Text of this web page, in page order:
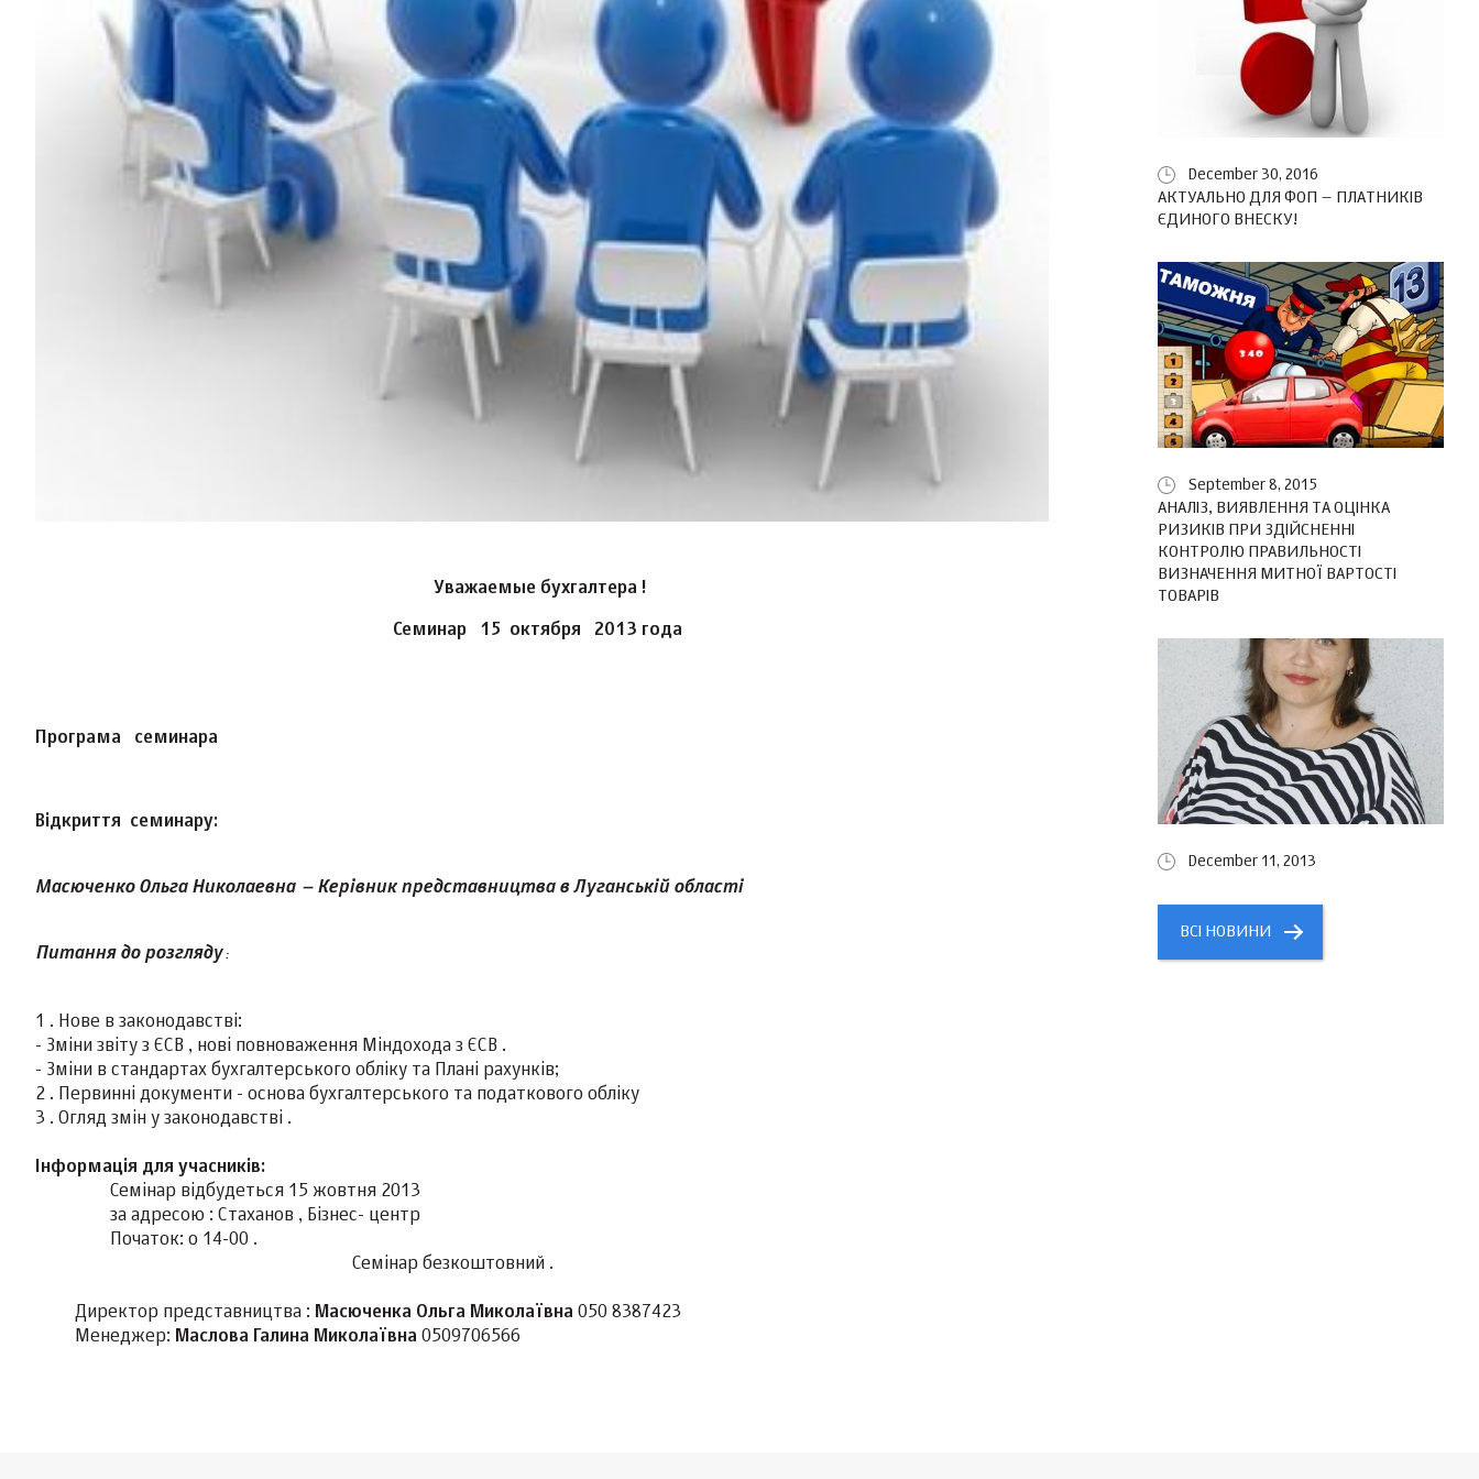
Уважаемые бухгалтера !
Семинар 15 октября 2013 года
Програма семинара
Відкриття семинару:
Масюченко Ольга Николаевна – Керівник представництва в Луганській області
Питання до розгляду:
1 . Нове в законодавстві:
- Зміни звіту з ЄСВ , нові повноваження Міндохода з ЄСВ .
- Зміни в стандартах бухгалтерського обліку та Плані рахунків;
2 . Первинні документи - основа бухгалтерського та податкового обліку
3 . Огляд змін у законодавстві .
Інформація для учасників:
Семінар відбудеться 15 жовтня 2013
за адресою : Стаханов , Бізнес- центр
Початок: о 14-00 .
Семінар безкоштовний .
Директор представництва : Масюченка Ольга Миколаївна 050 8387423
Менеджер: Маслова Галина Миколаївна 0509706566
December 30, 2016
АКТУАЛЬНО ДЛЯ ФОП – ПЛАТНИКІВ
ЄДИНОГО ВНЕСКУ!
September 8, 2015
АНАЛІЗ, ВИЯВЛЕННЯ ТА ОЦІНКА
РИЗИКІВ ПРИ ЗДІЙСНЕННІ
КОНТРОЛЮ ПРАВИЛЬНОСТІ
ВИЗНАЧЕННЯ МИТНОЇ ВАРТОСТІ
ТОВАРІВ
December 11, 2013
ВСІ НОВИНИ